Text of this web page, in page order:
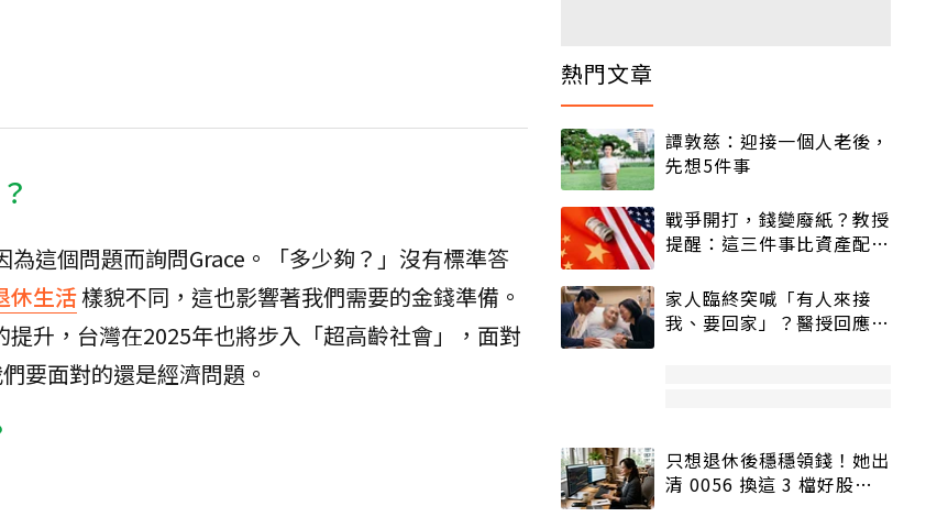
這個問題而詢問Grace。「多少夠？」沒有標準答
休生活樣貌不同，這也影響著我們需要的金錢準備。
升，台灣在2025年也將步入「超高齡社會」，面對
要面對的還是經濟問題。
熱門文章
譚敦慈：迎接一個人老後，
先想5件事
戰爭開打，錢變廢紙？教授
提醒：這三件事比資產配置
家人臨終突喊「有人來接
我、要回家」？醫授回應方
只想退休後穩穩領錢！她出
清 0056 換這 3 檔好股：